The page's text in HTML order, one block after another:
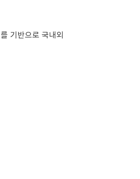
기반으로 국내외